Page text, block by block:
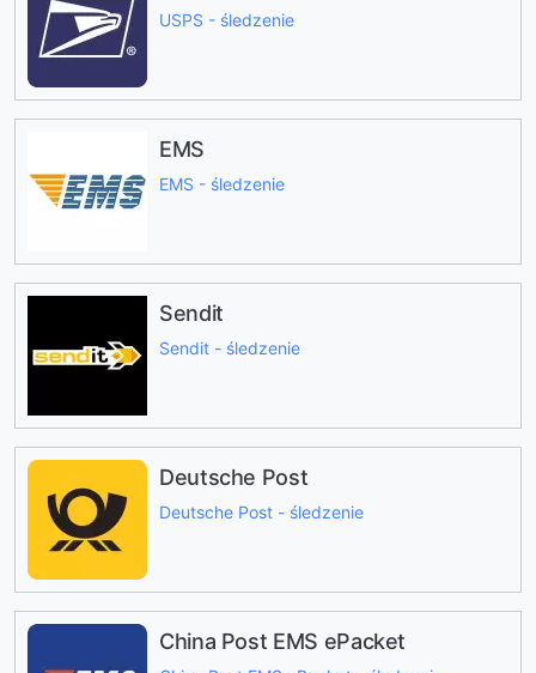
USPS - śledzenie
EMS
EMS - śledzenie
Sendit
Sendit - śledzenie
Deutsche Post
Deutsche Post - śledzenie
China Post EMS ePacket